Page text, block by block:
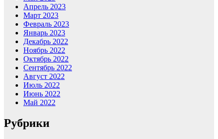
Апрель 2023
Март 2023
Февраль 2023
Январь 2023
Декабрь 2022
Ноябрь 2022
Октябрь 2022
Сентябрь 2022
Август 2022
Июль 2022
Июнь 2022
Май 2022
Рубрики